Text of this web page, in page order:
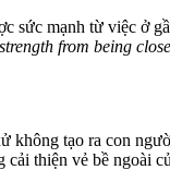
sức mạnh từ việc ở
from being
không tạo ra con
cải thiện vẻ bề ngoài